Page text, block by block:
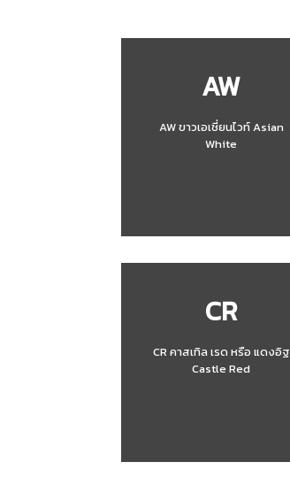
AW
AW ขาวเอเชี่ยนไวท์ Asian
White
CR
CR คาสเทิล เรด หรือ แดงอิฐ
Castle Red